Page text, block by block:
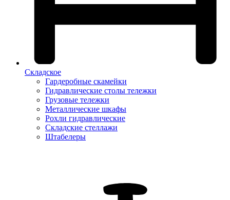
Складское
Гардеробные скамейки
Гидравлические столы тележки
Грузовые тележки
Металлические шкафы
Рохли гидравлические
Складские стеллажи
Штабелеры